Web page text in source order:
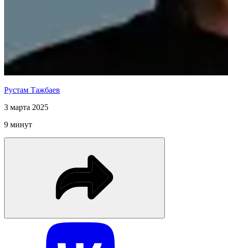
Рустам Тажбаев
3 марта 2025
9 минут